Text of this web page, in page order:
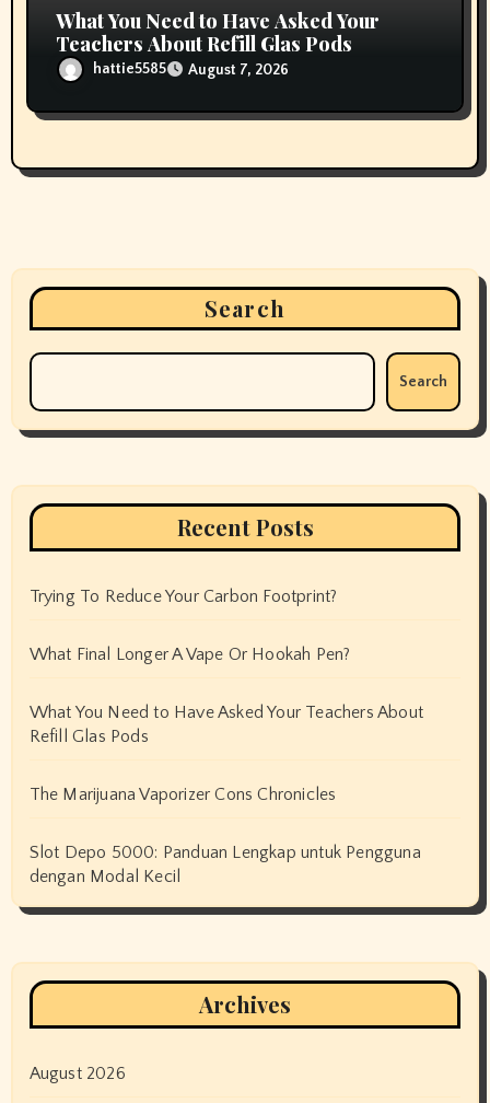
What You Need to Have Asked Your
Teachers About Refill Glas Pods
hattie5585 August 7, 2026
Search
Search
Recent Posts
Trying To Reduce Your Carbon Footprint?
What Final Longer A Vape Or Hookah Pen?
What You Need to Have Asked Your Teachers About
Refill Glas Pods
The Marijuana Vaporizer Cons Chronicles
Slot Depo 5000: Panduan Lengkap untuk Pengguna
dengan Modal Kecil
Archives
August 2026